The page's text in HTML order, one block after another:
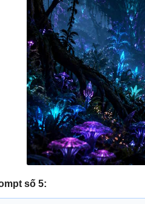
số 5: